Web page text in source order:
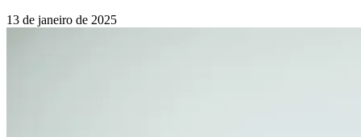
13 de janeiro de 2025